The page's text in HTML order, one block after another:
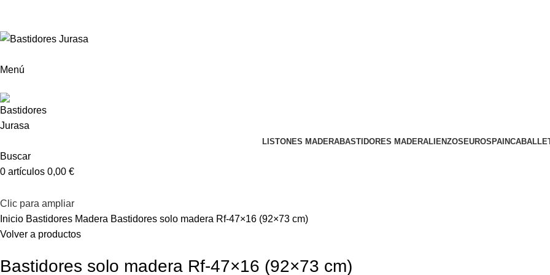
Menú
LISTONES MADERABASTIDORES MADERALIENZOS EUROSPAIN
Buscar
0 artículos 0,00 €
Clic para ampliar
Inicio Bastidores Madera Bastidores solo madera Rf-47×16 (92×73 cm)
Volver a productos
Bastidores solo madera Rf-47×16 (92×73 cm)